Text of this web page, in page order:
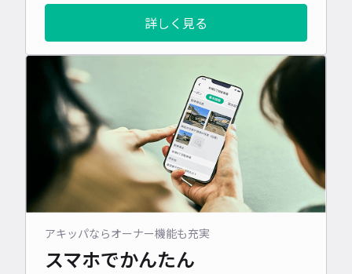
詳しく見る
アキッパならオーナー機能も充実
スマホでかんたん